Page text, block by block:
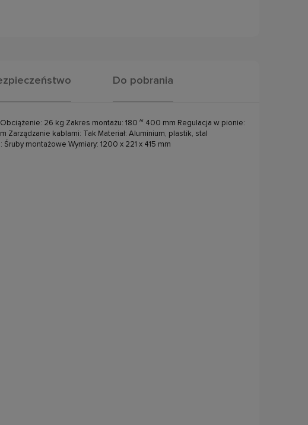
Do pobrania
26 kg Zakres montażu: 180 ~ 400 mm Regulacja w pionie:
Zarządzanie kablami: Tak Materiał: Aluminium, plastik, stal
montażowe Wymiary: 1200 x 221 x 415 mm